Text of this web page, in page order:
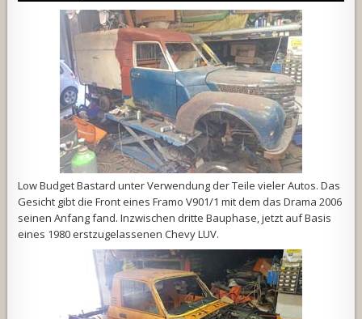
Low Budget Bastard unter Verwendung der Teile vieler Autos. Das
Gesicht gibt die Front eines Framo V901/1 mit dem das Drama 2006
seinen Anfang fand. Inzwischen dritte Bauphase, jetzt auf Basis
eines 1980 erstzugelassenen Chevy LUV.